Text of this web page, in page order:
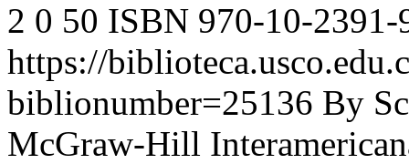
2 0 50 ISBN 970-10-2391-
https://
biblionumber=25136 By
McGraw-Hill